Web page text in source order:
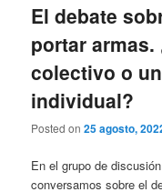
El debate
portar
colectivo o
individual?
Posted on25 agosto,
En el grupo de
conversamos sobre el